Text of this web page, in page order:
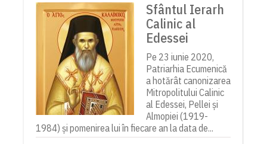
Sfântul Ierarh
Calinic al
Edessei
Pe 23 iunie 2020,
Patriarhia Ecumenică
a hotărât canonizarea
Mitropolitului Calinic
al Edessei, Pellei și
Almopiei (1919-
1984) și pomenirea lui în fiecare an la data de...